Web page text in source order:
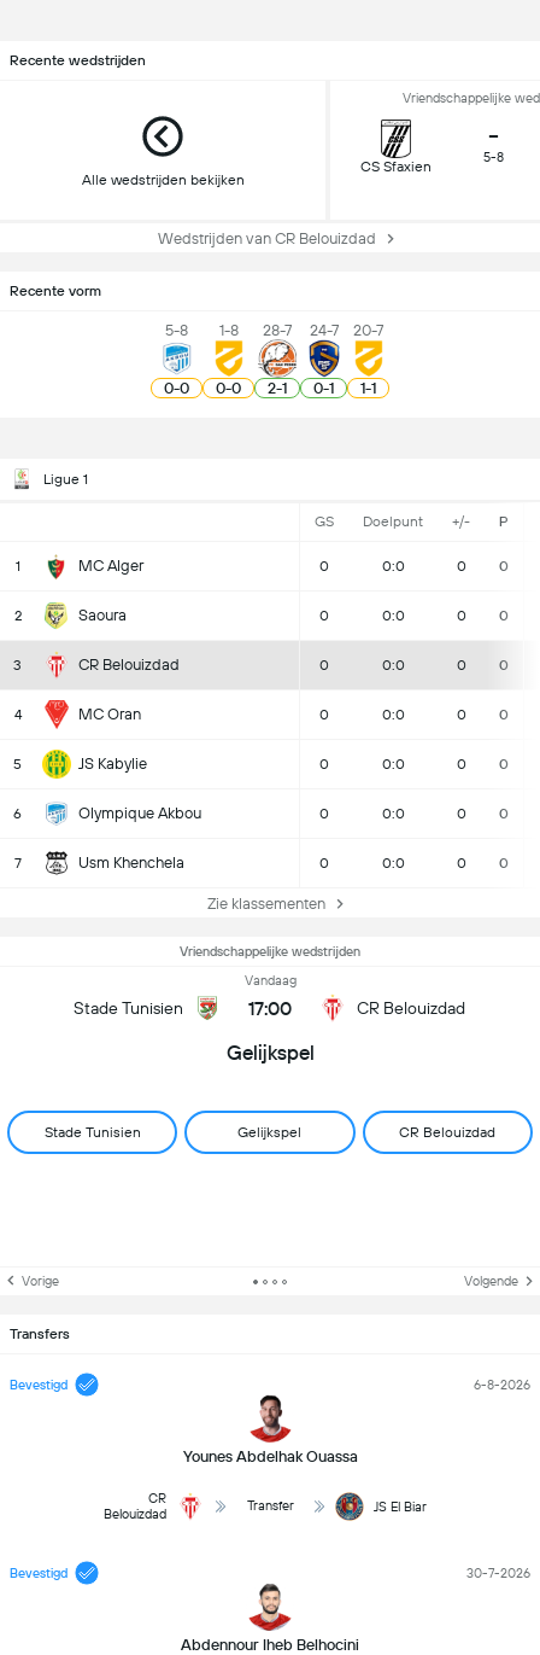
Recente wedstrijden
Alle wedstrijden bekijken
Vriendschappelijke
CS Sfaxien
-
5-8
Wedstrijden van CR Belouizdad
Recente vorm
5-8
0-0
1-8
0-0
28-7
2-1
24-7
0-1
20-7
1-1
Ligue 1
GS Doelpunt +/- P
1 MC Alger 0 0:0 0 0
2 Saoura 0 0:0 0 0
3 CR Belouizdad 0 0:0 0 0
4 MC Oran 0 0:0 0 0
5 JS Kabylie 0 0:0 0 0
6 Olympique Akbou 0 0:0 0 0
7 Usm Khenchela 0 0:0 0 0
Zie klassementen
Vriendschappelijke wedstrijden
Stade Tunisien
Vandaag
17:00 CR Belouizdad
Gelijkspel
Stade Tunisien Gelijkspel CR Belouizdad
Vorige Volgende
Transfers
Bevestigd
Younes Abdelhak Ouassa
6-8-2026
CR
Belouizdad
Transfer JS El Biar
Bevestigd
Abdennour Iheb Belhocini
30-7-2026